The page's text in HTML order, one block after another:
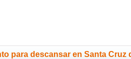
para descansar en Santa Cruz